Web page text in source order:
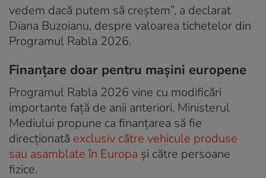
vedem dacă putem să creștem”, a declarat
Diana Buzoianu, despre valoarea tichetelor din
Programul Rabla 2026.
Finanțare doar pentru mașini europene
Programul Rabla 2026 vine cu modificări
importante față de anii anteriori. Ministerul
Mediului propune ca finanțarea să fie
direcționată exclusiv către vehicule produse
sau asamblate în Europa și către persoane
fizice.